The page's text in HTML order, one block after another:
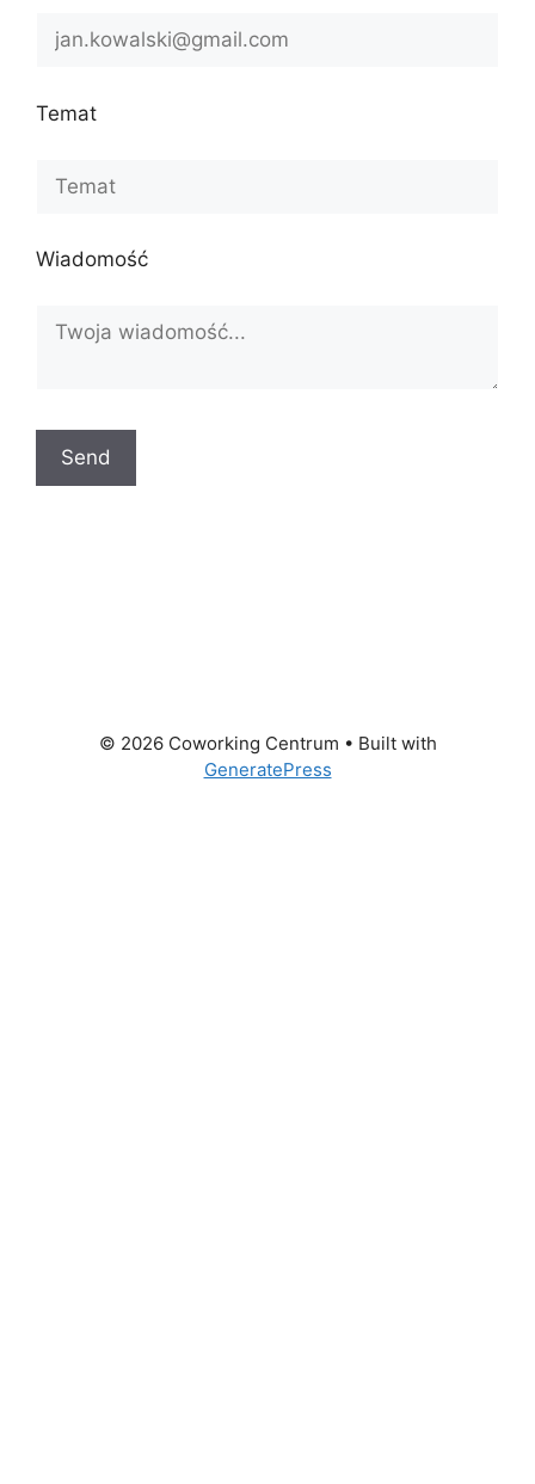
Temat
Wiadomość
© 2026 Coworking Centrum • Built with
GeneratePress